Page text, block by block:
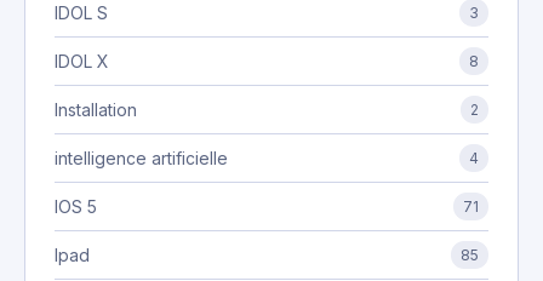
IDOL S 3
IDOL X 8
Installation 2
intelligence artificielle 4
IOS 5 71
Ipad 85